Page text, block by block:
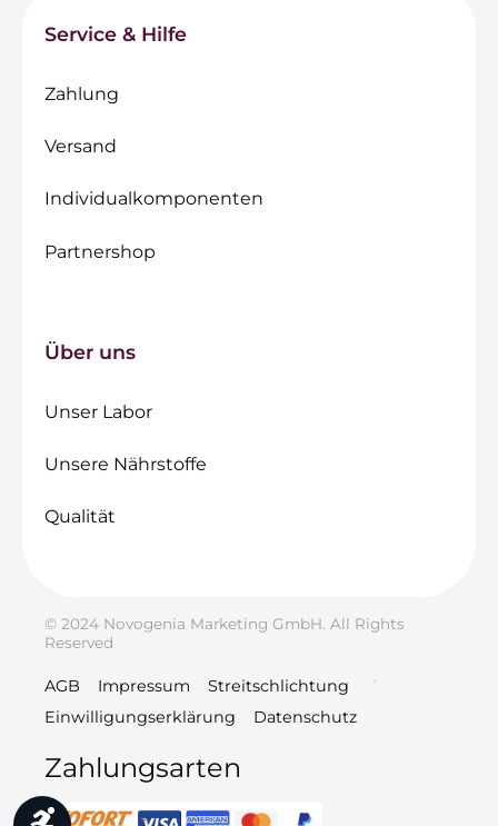
Service & Hilfe
Zahlung
Versand
Individualkomponenten
Partnershop
Über uns
Unser Labor
Unsere Nährstoffe
Qualität
© 2024 Novogenia Marketing GmbH. All Rights
Reserved
AGB Impressum
Streitschlichtung
Einwilligungserklärung
Datenschutz
Zahlungsarten
Werkzeugleiste anzeigen